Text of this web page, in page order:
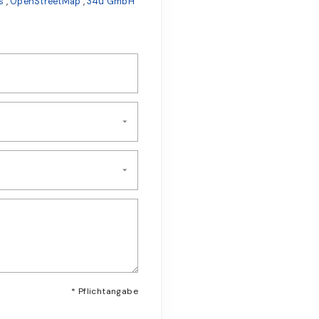
* Pflichtangabe